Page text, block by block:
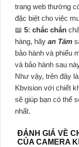
trang web thường
đặc biệt cho việc
📖 5: chắc chắn
hàng, hãy an Tâm
bảo hành và phiếu
và bảo hành sau
Như vậy, trên đây
Kbvision với chiết
sẽ giúp bạn có thể
nhất.
ĐÁNH GIÁ VỀ
CỦA CAMERA